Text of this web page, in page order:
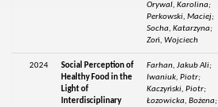
Orywal, Karolina;
Perkowski, Maciej;
Socha, Katarzyna;
Zoń, Wojciech
2024
Social Perception of
Healthy Food in the
Light of
Interdisciplinary
Farhan, Jakub Ali;
Iwaniuk, Piotr;
Kaczyński, Piotr;
Łozowicka, Bożena;